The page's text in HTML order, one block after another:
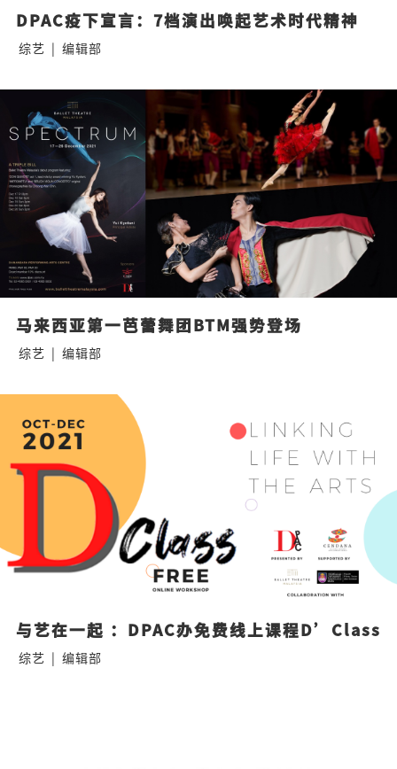
DPAC疫下宣言：7档演出唤起艺术时代精神
综艺 | 编辑部
马来西亚第一芭蕾舞团BTM强势登场
综艺 | 编辑部
与艺在一起 ：DPAC办免费线上课程D’Class
综艺 | 编辑部